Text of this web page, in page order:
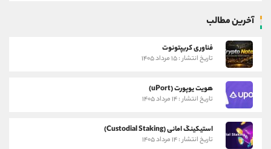
آخرین مطالب
فناوری کریپتونوت
تاریخ انتشار : ۱۵ مرداد ۱۴۰۵
هویت یوپورت (uPort)
تاریخ انتشار : ۱۴ مرداد ۱۴۰۵
استیکینگ امانی (Custodial Staking)
تاریخ انتشار : ۱۴ مرداد ۱۴۰۵